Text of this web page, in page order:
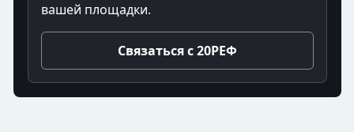
вашей площадки.
Связаться с 20РЕФ